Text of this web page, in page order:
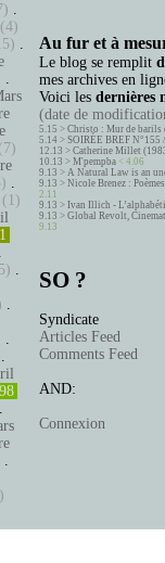
.
(4)
.
.
(7)
.
(1)
.
.
.
.
.
.
.
Au fur et à
Le blog se remplit
mes archives en
Voici les dernières
(date de
5.15 > Christo : Mur de barils
5.14 > SOIRÉE BREF
12.13 > Catherine Millet
10.13 > M'pempba < 4.06
9.13 > A Natural Law is an
9.13 > Nicole Brenez :
2.11
9.13 > Ivan Illich -
9.13 > Global Revolt,
9.13
SO ?
Syndicate
Articles Feed
Comments Feed
AND:
Connexion